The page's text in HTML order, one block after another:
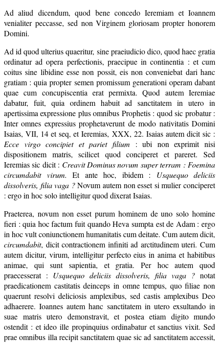
Ad aliud dicendum, quod bene concedo Ieremiam et Ioannem
venialiter peccasse, sed non Virginem gloriosam propter honorem
Domini.
Ad id quod ulterius quaeritur, sine praeiudicio dico, quod haec gratia
ordinatur ad opera perfectionis, praecipue in continentia : et cum
coitus sine libidine esse non possit, eis non conveniebat dari hanc
gratiam : quia propter semen promissum generationi operam dabant
quae cum concupiscentia erat permixta. Quod autem Ieremiae
dabatur, fuit, quia ordinem habuit ad sanctitatem in utero in
apertissima expressione plus omnibus Prophetis : quod sic probatur :
Inter omnes expressius prophetaverunt de modo nativitatis Domini
Isaias, VII, 14 et seq, et Ieremias, XXX, 22. Isaias autem dicit sic :
Ecce virgo concipiet et pariet filium : ubi non exprimit nisi
dispositionem matris, scilicet quod conciperet et pareret. Sed
Ieremias sic dicit : Creavit Dominus novum super terram : Foemina
circumdabit virum. Et ante hoc, ibidem : Usquequo deliciis
dissolveris, filia vaga ?Novum autem non esset si mulier conciperet
: ergo in hoc solo intelligitur quod dixerat Isaias.
Praeterea, novum non esset purum hominem de uno solo homine
fieri : quia hoc factum fuit quando Heva sumpta est de Adam : ergo
in hoc vult coniunctionem humanitatis cum deitate. Cum autem dicit,
circumdabit, dicit contractionem infiniti ad arctitudinem uteri. Cum
autem dicitur, virum, intelligitur perfecto eius in anima et habitibus
animae, qui sunt sapientia, et gratia. Per hoc autem quod
praecesserat : Usquequo deliciis dissolveris, filia vaga ? notat
praedicationem castitatis deinceps in omne tempus, quo filiae non
quaerunt resolvi deliciosis amplexibus, sed castis amplexibus Deo
adhaerere. Ioannes autem hanc sanctitatem in utero exsultando in
suae matris utero demonstravit, et postea etiam digito mundo
ostendit : et ideo ille propinquius ordinabatur et sanctius vixit. Sed
prae omnibus illa recipit sanctitatem quae sic ad sanctitatem accessit,